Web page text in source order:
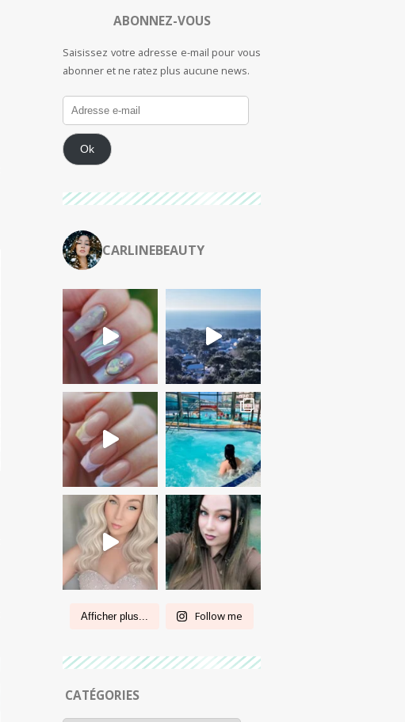
ABONNEZ-VOUS
Saisissez votre adresse e-mail pour vous
abonner et ne ratez plus aucune news.
Ok
CARLINEBEAUTY
Afficher plus... Follow me
CATÉGORIES